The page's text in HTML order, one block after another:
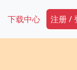
下载中心 注册 /